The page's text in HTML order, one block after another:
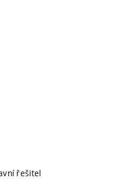
řešitel